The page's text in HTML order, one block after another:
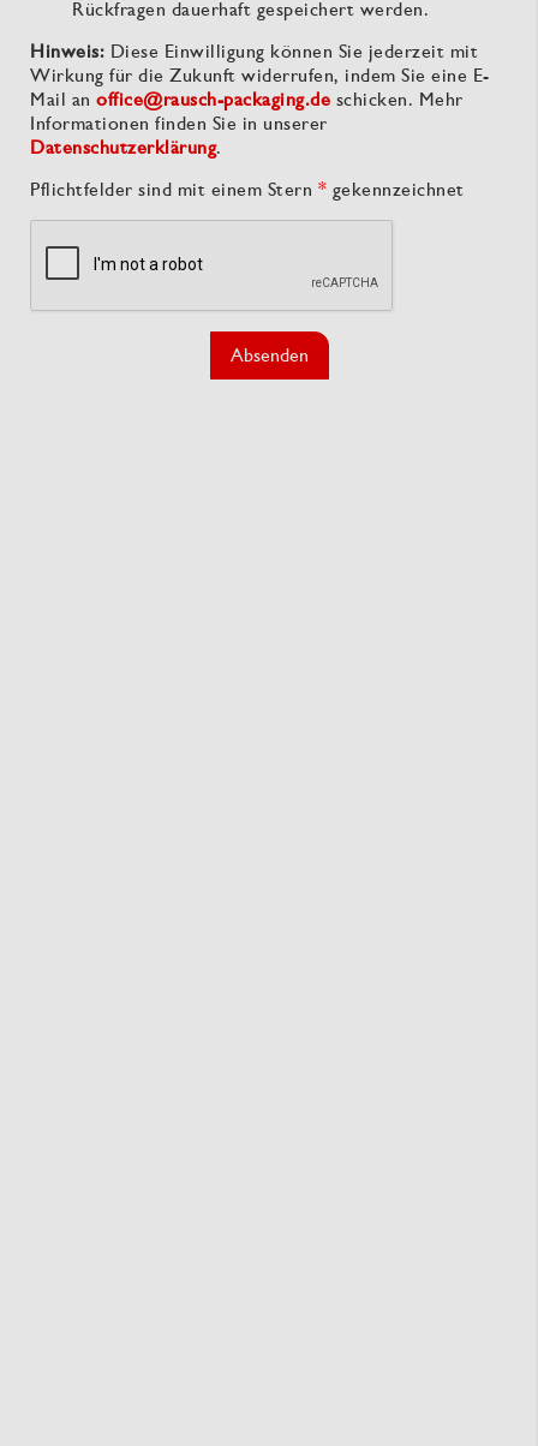
Rückfragen dauerhaft gespeichert werden.
Hinweis: Diese Einwilligung können Sie jederzeit mit
Wirkung für die Zukunft widerrufen, indem Sie eine E-
Mail an office@rausch-packaging.de schicken. Mehr
Informationen finden Sie in unserer
Datenschutzerklärung.
Pflichtfelder sind mit einem Stern * gekennzeichnet
Absenden